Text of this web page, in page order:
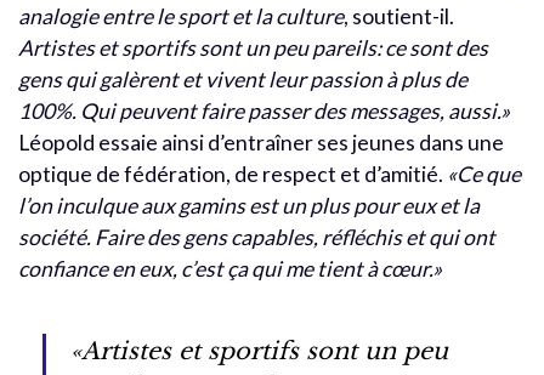
analogie entre le sport et la culture, soutient-il.
Artistes et sportifs sont un peu pareils: ce sont des
gens qui galèrent et vivent leur passion à plus de
100%. Qui peuvent faire passer des messages, aussi.»
Léopold essaie ainsi d’entraîner ses jeunes dans une
optique de fédération, de respect et d’amitié. «Ce que
l’on inculque aux gamins est un plus pour eux et la
société. Faire des gens capables, réfléchis et qui ont
confiance en eux, c’est ça qui me tient à cœur.»
«Artistes et sportifs sont un peu